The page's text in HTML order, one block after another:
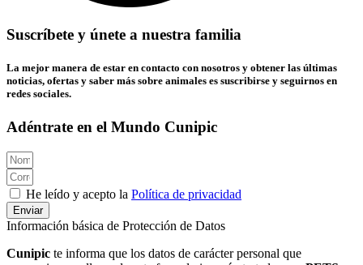
Suscríbete y únete a nuestra familia
La mejor manera de estar en contacto con nosotros y obtener las últimas
noticias, ofertas y saber más sobre animales es suscribirse y seguirnos en
redes sociales.
Adéntrate en el Mundo Cunipic
He leído y acepto la Política de privacidad
Enviar
Información básica de Protección de Datos
Cunipic te informa que los datos de carácter personal que